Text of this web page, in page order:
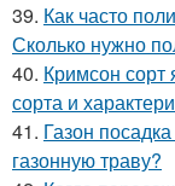
39. Как часто
Сколько нужно
40. Кримсон сорт
сорта и
41. Газон
газонную траву?